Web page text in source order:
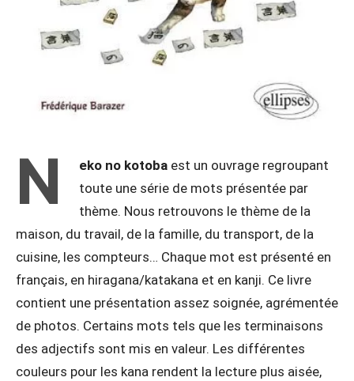
N eko no kotoba est un ouvrage regroupant
toute une série de mots présentée par
thème. Nous retrouvons le thème de la
maison, du travail, de la famille, du transport, de la
cuisine, les compteurs… Chaque mot est présenté en
français, en hiragana/katakana et en kanji. Ce livre
contient une présentation assez soignée, agrémentée
de photos. Certains mots tels que les terminaisons
des adjectifs sont mis en valeur. Les différentes
couleurs pour les kana rendent la lecture plus aisée,